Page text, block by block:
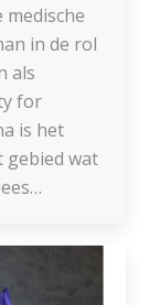
in de rol
als
for
is het
gebied wat